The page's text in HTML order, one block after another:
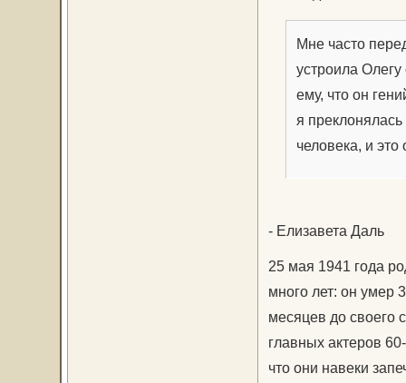
Мне часто
устроила Олегу
ему, что он
я
человека, и это
- Елизавета Даль
25 мая 1941 года
много лет: он умер
месяцев до своего
главных актеров
что они навеки